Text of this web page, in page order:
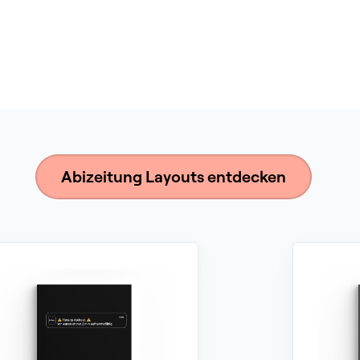
Abizeitung Layouts entdecken